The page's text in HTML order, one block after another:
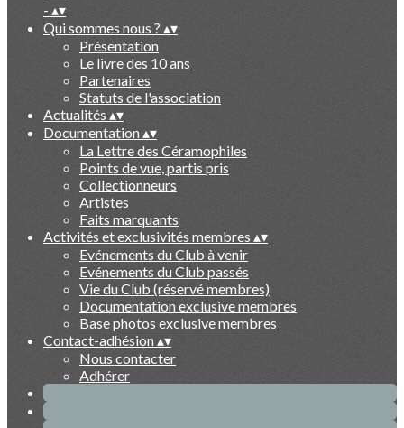
- ▴▾
Qui sommes nous ? ▴▾
Présentation
Le livre des 10 ans
Partenaires
Statuts de l'association
Actualités ▴▾
Documentation▴▾
La Lettre des Céramophiles
Points de vue, partis pris
Collectionneurs
Artistes
Faits marquants
Activités et exclusivités membres ▴▾
Evénements du Club à venir
Evénements du Club passés
Vie du Club (réservé membres)
Documentation exclusive membres
Base photos exclusive membres
Contact-adhésion▴▾
Nous contacter
Adhérer